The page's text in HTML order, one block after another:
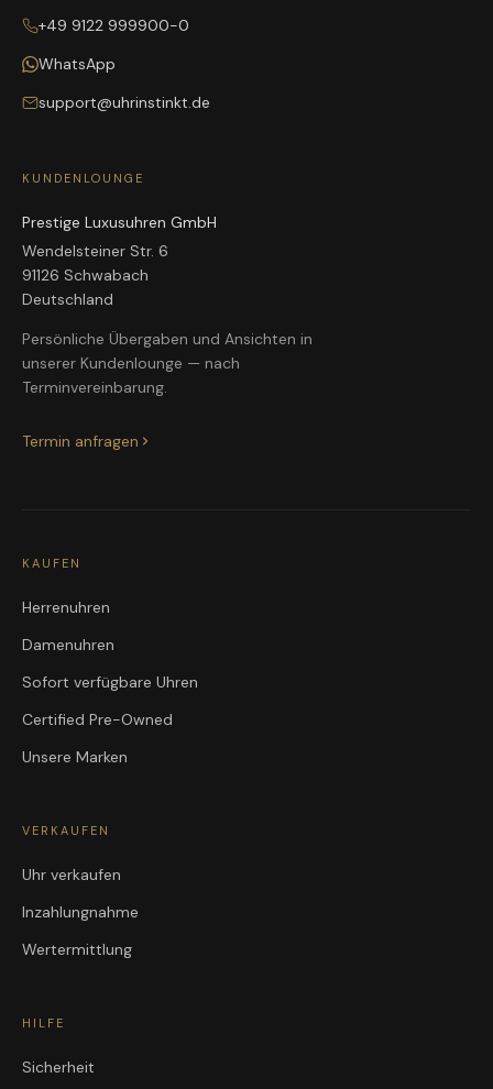
+49 9122 999900-0
WhatsApp
support@uhrinstinkt.de
KUNDENLOUNGE
Prestige Luxusuhren GmbH
Wendelsteiner Str. 6
91126 Schwabach
Deutschland
Persönliche Übergaben und Ansichten in
unserer Kundenlounge — nach
Terminvereinbarung.
Termin anfragen
KAUFEN
Herrenuhren
Damenuhren
Sofort verfügbare Uhren
Certified Pre-Owned
Unsere Marken
VERKAUFEN
Uhr verkaufen
Inzahlungnahme
Wertermittlung
HILFE
Sicherheit